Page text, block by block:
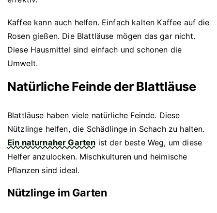
Kaffee kann auch helfen. Einfach kalten Kaffee auf die
Rosen gießen. Die Blattläuse mögen das gar nicht.
Diese Hausmittel sind einfach und schonen die
Umwelt.
Natürliche Feinde der Blattläuse
Blattläuse haben viele natürliche Feinde. Diese
Nützlinge helfen, die Schädlinge in Schach zu halten.
Ein naturnaher Garten ist der beste Weg, um diese
Helfer anzulocken. Mischkulturen und heimische
Pflanzen sind ideal.
Nützlinge im Garten